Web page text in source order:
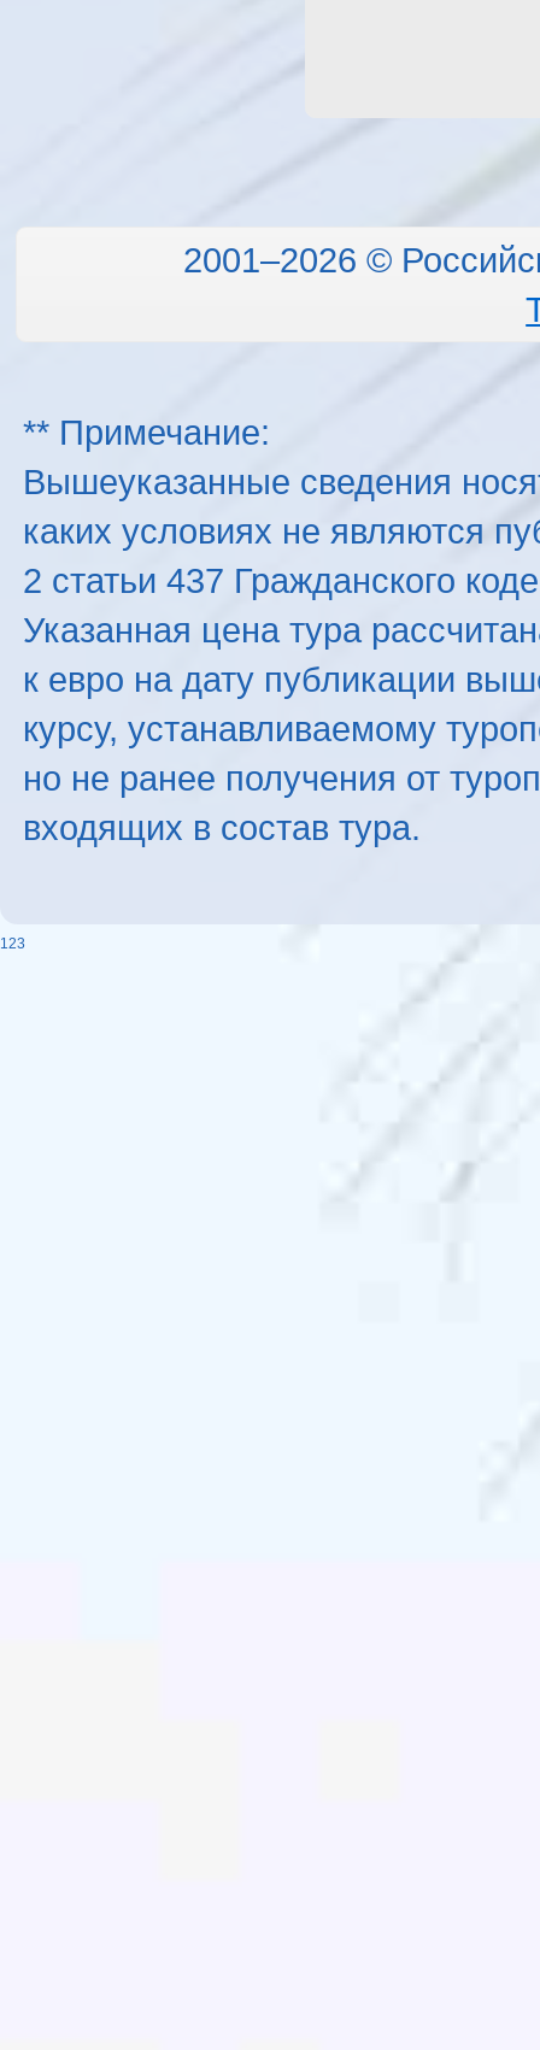
2001–2026 ©
** Примечание:
Вышеуказанные сведения
каких условиях не являются
2 статьи 437 Гражданского
Указанная цена тура
к евро на дату публикации
курсу, устанавливаемому
но не ранее получения от
входящих в состав тура.
123